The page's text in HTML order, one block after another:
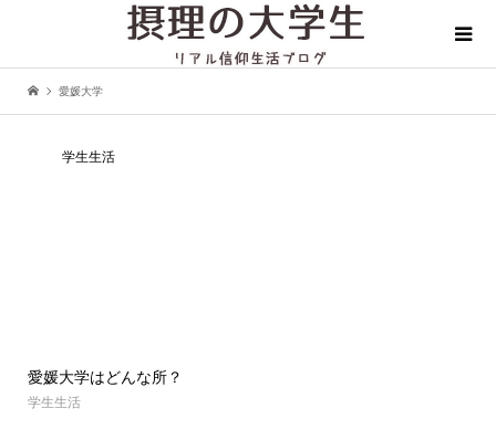
愛媛大学
学生生活
愛媛大学はどんな所？
学生生活